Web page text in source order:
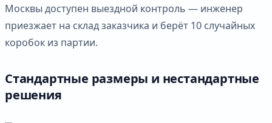
Москвы доступен выездной контроль — инженер
приезжает на склад заказчика и берёт 10 случайных
коробок из партии.
Стандартные размеры и нестандартные
решения